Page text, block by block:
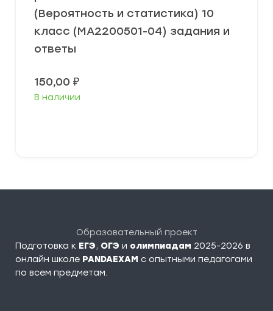
(Вероятность и статистика) 10
класс (МА2200501-04) задания и
ответы
150,00 ₽
В наличии
Образовательный проект
Подготовка к ЕГЭ, ОГЭ и олимпиадам 2025-2026 в
онлайн школе PANDAEXAM c опытными педагогами
по всем предметам.